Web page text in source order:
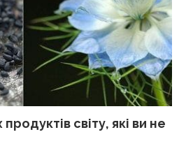
світу, які ви не